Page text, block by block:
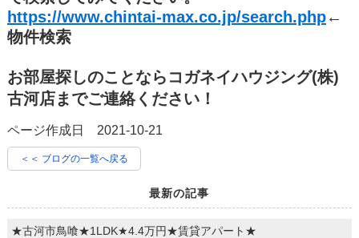
https://www.chintai-max.co.jp/search.php←
物件検索
お部屋探しのことならコガネイハウジング(株)
古河店までご連絡ください！
ページ作成日 2021-10-21
＜＜ ブログの一覧へ戻る
最新の記事
★古河市鳥喰★1LDK★4.4万円★賃貸アパート★